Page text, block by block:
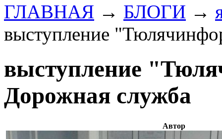
ГЛАВНАЯ → БЛОГИ →
выступление
выступление
Дорожная служба
Автор